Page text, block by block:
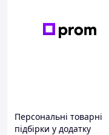
Персональні товарні
підбірки у додатку